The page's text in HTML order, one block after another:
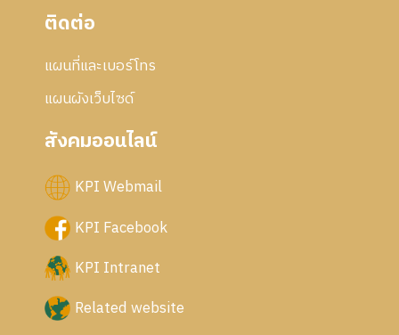
ติดต่อ
แผนที่และเบอร์โทร
แผนผังเว็บไซด์
สังคมออนไลน์
KPI Webmail
KPI Facebook
KPI Intranet
Related website